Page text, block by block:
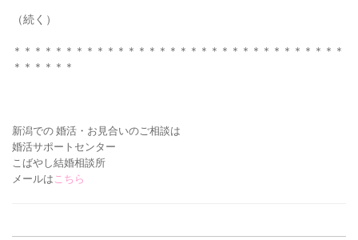
（続く）
＊＊＊＊＊＊＊＊＊＊＊＊＊＊＊＊＊＊＊＊＊＊＊＊＊＊＊＊＊＊＊＊
＊＊＊＊＊＊
新潟での 婚活・お見合いの ご相談は
婚活サポートセンター
こばやし結婚相談所
メールは こちら